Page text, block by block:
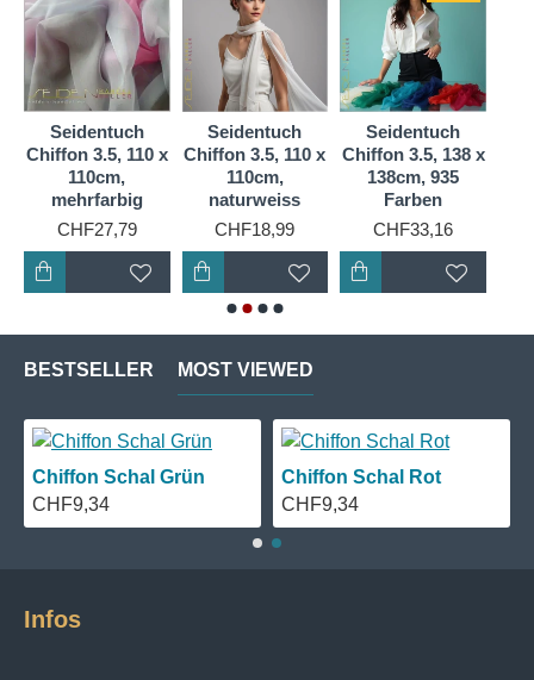
in einer riesigen Farbauswahl.
Seidentuch
Chiffon 3.5, 110 x
110cm,
mehrfarbig
CHF27,79
Seidentuch
Chiffon 3.5, 110 x
110cm,
naturweiss
CHF18,99
Seidentuch
Chiffon 3.5, 138 x
138cm, 935
Farben
CHF33,16
BESTSELLER MOST VIEWED
Chiffon Schal Grün
CHF9,34
Chiffon Schal Rot
CHF9,34
Infos